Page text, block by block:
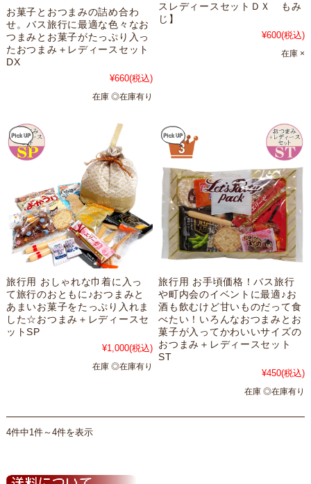
お菓子とおつまみの詰め合わ
せ。バス旅行に最適な色々なお
つまみとお菓子がたっぷり入っ
たおつまみ＋レディースセット
DX
¥660(税込)
在庫 ◎在庫有り
スレディースセットＤＸ もみ
じ】
¥600(税込)
在庫 ×
旅行用 おしゃれな巾着に入っ
て旅行のおともに♪おつまみと
あまいお菓子をたっぷり入れま
した☆おつまみ＋レディースセ
ットSP
¥1,000(税込)
在庫 ◎在庫有り
旅行用 お手頃価格！バス旅行
や町内会のイベントに最適♪お
酒も飲むけど甘いものだって食
べたい！いろんなおつまみとお
菓子が入ってかわいいサイズの
おつまみ＋レディースセット
ST
¥450(税込)
在庫 ◎在庫有り
4件中1件～4件を表示